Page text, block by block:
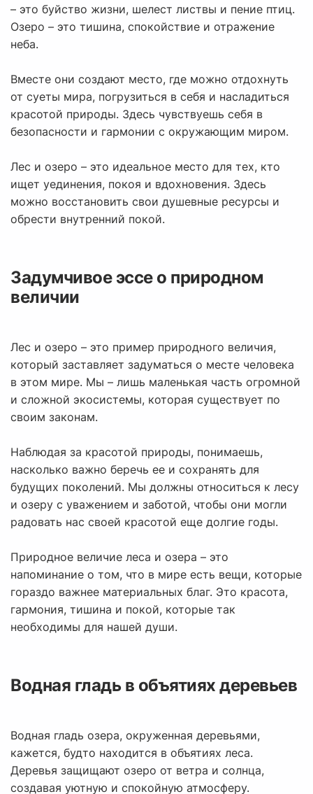
– это буйство жизни, шелест листвы и пение птиц.
Озеро – это тишина, спокойствие и отражение
неба.
Вместе они создают место, где можно отдохнуть
от суеты мира, погрузиться в себя и насладиться
красотой природы. Здесь чувствуешь себя в
безопасности и гармонии с окружающим миром.
Лес и озеро – это идеальное место для тех, кто
ищет уединения, покоя и вдохновения. Здесь
можно восстановить свои душевные ресурсы и
обрести внутренний покой.
Задумчивое эссе о природном
величии
Лес и озеро – это пример природного величия,
который заставляет задуматься о месте человека
в этом мире. Мы – лишь маленькая часть огромной
и сложной экосистемы, которая существует по
своим законам.
Наблюдая за красотой природы, понимаешь,
насколько важно беречь ее и сохранять для
будущих поколений. Мы должны относиться к лесу
и озеру с уважением и заботой, чтобы они могли
радовать нас своей красотой еще долгие годы.
Природное величие леса и озера – это
напоминание о том, что в мире есть вещи, которые
гораздо важнее материальных благ. Это красота,
гармония, тишина и покой, которые так
необходимы для нашей души.
Водная гладь в объятиях деревьев
Водная гладь озера, окруженная деревьями,
кажется, будто находится в объятиях леса.
Деревья защищают озеро от ветра и солнца,
создавая уютную и спокойную атмосферу.